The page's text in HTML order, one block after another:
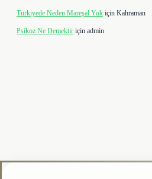
Türkiyede Neden Mareşal Yok için Kahraman
Psikoz Ne Demektir için admin
giriş adresitulipbet